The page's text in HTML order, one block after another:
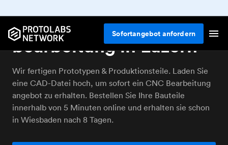
Sofortangebot anfordern
Online CNC
bearbeitung in Luzern
Wir fertigen Prototypen & Produktionsteile. Laden Sie
eine CAD-Datei hoch, um sofort ein CNC Bearbeitung
angebot zu erhalten. Bestellen Sie Ihre Bauteile
innerhalb von 5 Minuten online und erhalten sie schon
in Wiesbaden nach 8 Tagen.